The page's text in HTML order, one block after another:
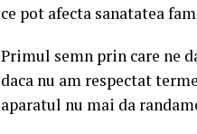
ce pot afecta sanatatea
Primul semn prin care ne
daca nu am respectat
aparatul nu mai da